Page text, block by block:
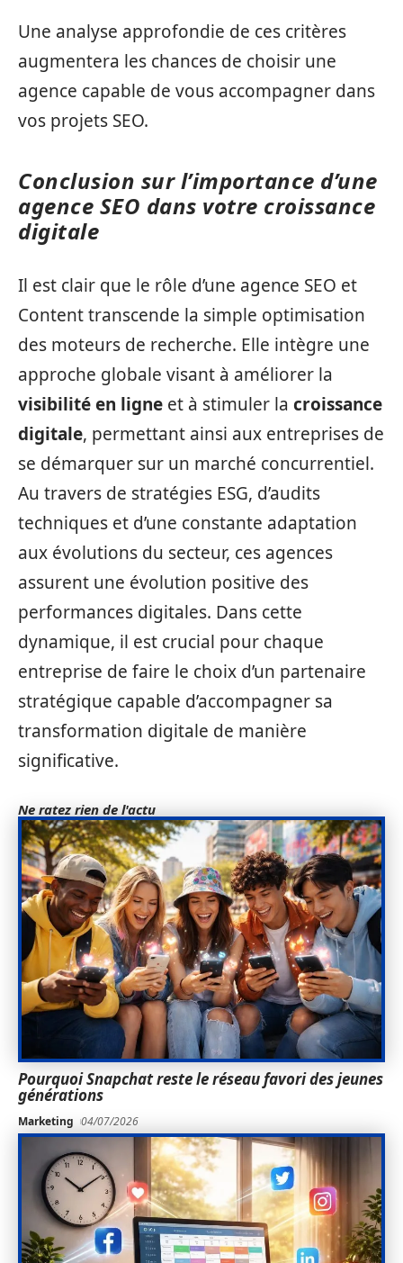
Une analyse approfondie de ces critères
augmentera les chances de choisir une
agence capable de vous accompagner dans
vos projets SEO.
Conclusion sur l’importance d’une
agence SEO dans votre croissance
digitale
Il est clair que le rôle d’une agence SEO et
Content transcende la simple optimisation
des moteurs de recherche. Elle intègre une
approche globale visant à améliorer la
visibilité en ligne et à stimuler la croissance
digitale, permettant ainsi aux entreprises de
se démarquer sur un marché concurrentiel.
Au travers de stratégies ESG, d’audits
techniques et d’une constante adaptation
aux évolutions du secteur, ces agences
assurent une évolution positive des
performances digitales. Dans cette
dynamique, il est crucial pour chaque
entreprise de faire le choix d’un partenaire
stratégique capable d’accompagner sa
transformation digitale de manière
significative.
Ne ratez rien de l'actu
Pourquoi Snapchat reste le réseau favori des jeunes
générations
Marketing 04/07/2026